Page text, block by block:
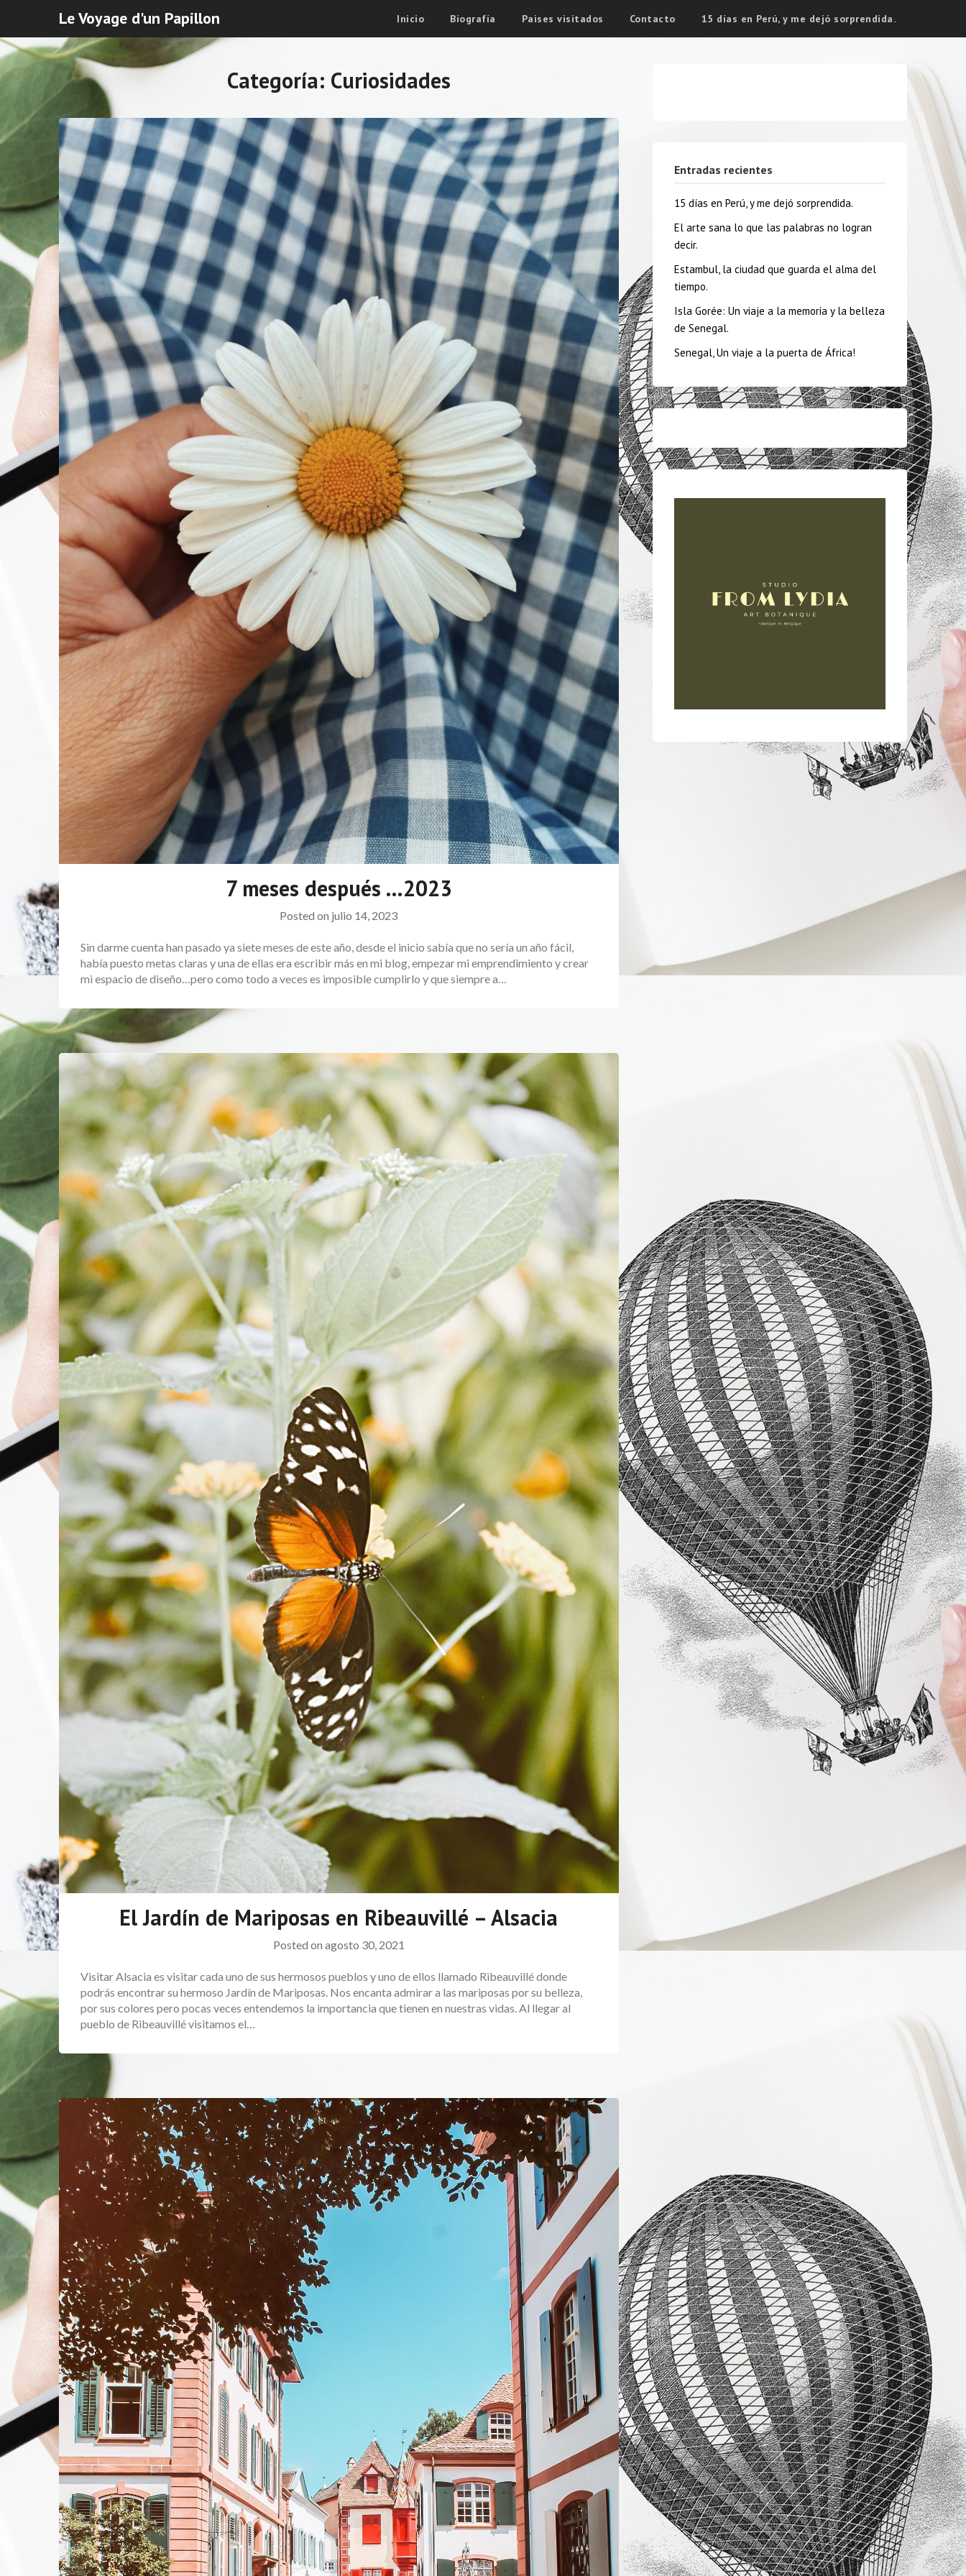
Le Voyage d'un Papillon Inicio Biografía Paises visitados Contacto 15 días en Perú, y me dejó sorprendida.
Categoría: Curiosidades
7 meses después …2023
Posted on julio 14, 2023
Sin darme cuenta han pasado ya siete meses de este año, desde el inicio sabía que no sería un año fácil,
había puesto metas claras y una de ellas era escribir más en mi blog, empezar mi emprendimiento y crear
mi espacio de diseño…pero como todo a veces es imposible cumplirlo y que siempre a…
El Jardín de Mariposas en Ribeauvillé – Alsacia
Posted on agosto 30, 2021
Visitar Alsacia es visitar cada uno de sus hermosos pueblos y uno de ellos llamado Ribeauvillé donde
podrás encontrar su hermoso Jardín de Mariposas. Nos encanta admirar a las mariposas por su belleza,
por sus colores pero pocas veces entendemos la importancia que tienen en nuestras vidas. Al llegar al
pueblo de Ribeauvillé visitamos el…
Entradas recientes
15 días en Perú, y me dejó sorprendida.
El arte sana lo que las palabras no logran
decir.
Estambul, la ciudad que guarda el alma del
tiempo.
Isla Gorée: Un viaje a la memoria y la belleza
de Senegal.
Senegal, Un viaje a la puerta de África!